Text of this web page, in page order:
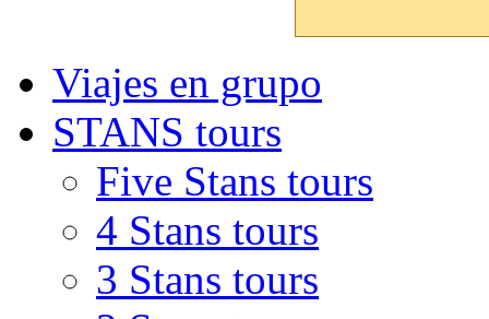
Viajes en grupo
STANS tours
Five Stans tours
4 Stans tours
3 Stans tours